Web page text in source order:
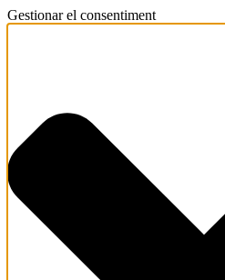
Gestionar el consentiment